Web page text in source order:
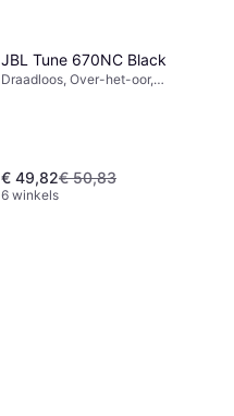
JBL Tune 670NC Black
Draadloos, Over-het-oor,
€ 49,82€ 50,83
6 winkels